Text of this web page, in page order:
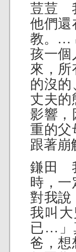
荳荳
他們還
教。…
孩一個
來，
的沒的
丈夫的
影響，
重的父
跟著崩
鎌田
時，一
對我說
我叫
已…」
爸，想